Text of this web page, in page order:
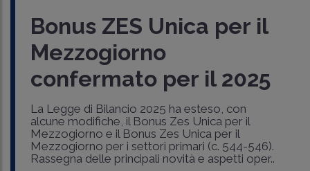
Bonus ZES Unica per il
Mezzogiorno
confermato per il 2025
La Legge di Bilancio 2025 ha esteso, con
alcune modifiche, il Bonus Zes Unica per il
Mezzogiorno e il Bonus Zes Unica per il
Mezzogiorno per i settori primari (c. 544-546).
Rassegna delle principali novità e aspetti oper..